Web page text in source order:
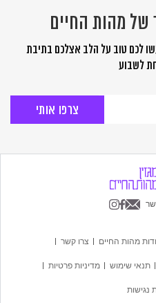
של מהות החיים
לכם טוב על הלב אצלכם בתיבת
לשבוע
מהות החיים צרו קשר
תנאי שימוש מדיניות פרטיות
נגישות